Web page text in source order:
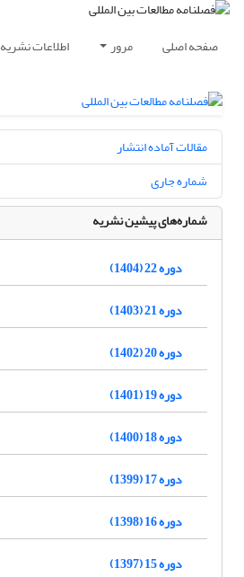
صفحه اصلی مرور اطلاعات نشریه
مقالات آماده انتشار
شماره جاری
شماره‌های پیشین نشریه
دوره 22 (1404)
دوره 21 (1403)
دوره 20 (1402)
دوره 19 (1401)
دوره 18 (1400)
دوره 17 (1399)
دوره 16 (1398)
دوره 15 (1397)